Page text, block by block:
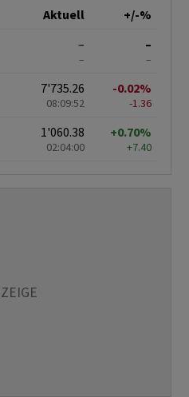
Aktuell
+/-%
–
–
–
–
7'735.26
08:09:52
-0.02%
-1.36
1'060.38
02:04:00
+0.70%
+7.40